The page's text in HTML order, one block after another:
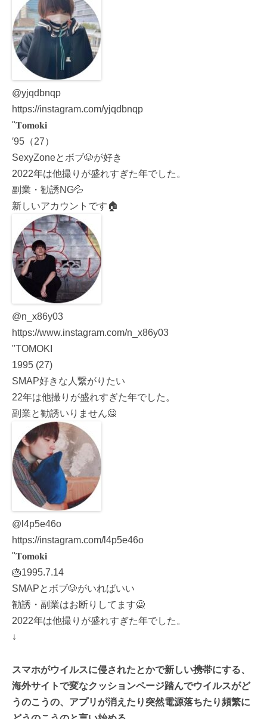
@yjqdbnqp
https://instagram.com/yjqdbnqp
"𝐓𝐨𝐦𝐨𝐤𝐢
′95（27）
SexyZoneとボブ🐶が好き
2022年は他撮りが盛れすぎた年でした。
副業・勧誘NG💦
新しいアカウントです🏠
@n_x86y03
https://www.instagram.com/n_x86y03
"TOMOKI
1995 (27)
SMAP好きな人繋がりたい
22年は他撮りが盛れすぎた年でした。
副業と勧誘いりません🙅
@l4p5e46o
https://instagram.com/l4p5e46o
"𝐓𝐨𝐦𝐨𝐤𝐢
🎂1995.7.14
SMAPとボブ🐶がいればいい
勧誘・副業はお断りしてます🙅
2022年は他撮りが盛れすぎた年でした。
↓
スマホがウイルスに侵されたとかで新しい携帯にする、
海外サイトで変なクッションページ踏んでウイルスがど
うのこうの、アプリが消えたり突然電源落ちたり頻繁に